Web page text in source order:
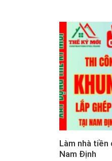
Làm nhà
Nam Định